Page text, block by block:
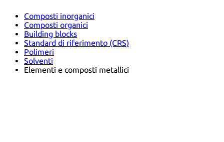
Composti inorganici
Composti organici
Building blocks
Standard di riferimento (CRS)
Polimeri
Solventi
Elementi e composti metallici